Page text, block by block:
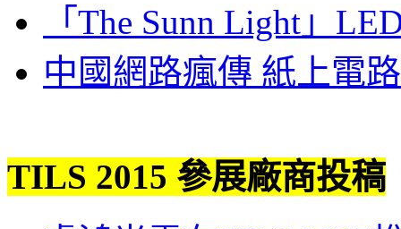
「The Sunn Light」
中國網路瘋傳 紙上電
TILS 2015 參展廠商投稿